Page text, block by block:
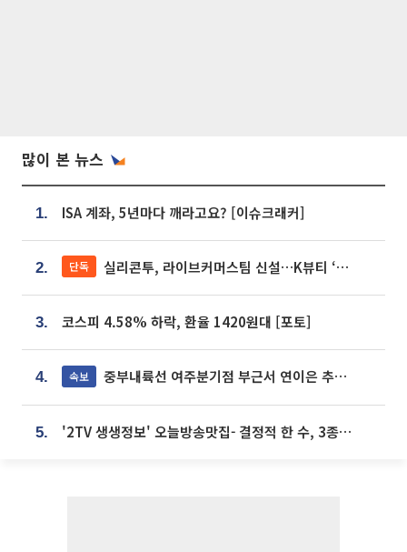
많이 본 뉴스
1. ISA 계좌, 5년마다 깨라고요? [이슈크래커]
2. 단독 실리콘투, 라이브커머스팀 신설…K뷰티 ‘글로벌 판매망’ 확대[K뷰티 라방戰]
3. 코스피 4.58% 하락, 환율 1420원대 [포토]
4. 속보 중부내륙선 여주분기점 부근서 연이은 추돌사고 발생
5. '2TV 생생정보' 오늘방송맛집- 결정적 한 수, 3종 메밀면! 메밀 소바 맛집 '의○○○○'